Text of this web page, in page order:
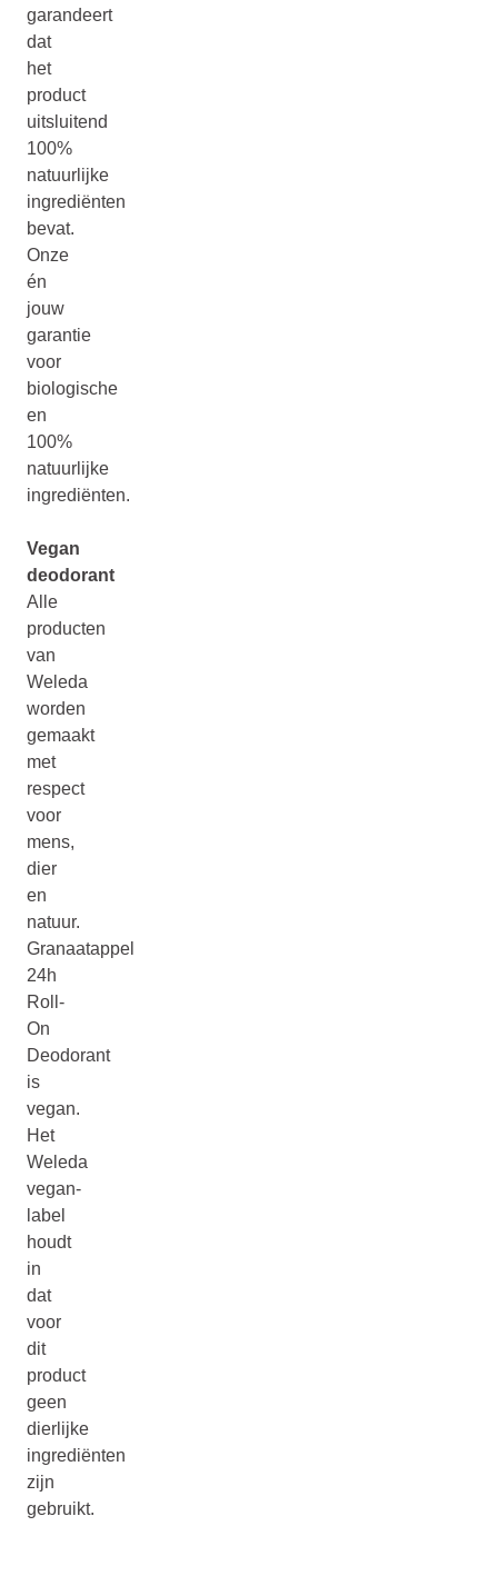
garandeert
dat
het
product
uitsluitend
100%
natuurlijke
ingrediënten
bevat.
Onze
én
jouw
garantie
voor
biologische
en
100%
natuurlijke
ingrediënten.
Vegan
deodorant
Alle
producten
van
Weleda
worden
gemaakt
met
respect
voor
mens,
dier
en
natuur.
Granaatappel
24h
Roll-
On
Deodorant
is
vegan.
Het
Weleda
vegan-
label
houdt
in
dat
voor
dit
product
geen
dierlijke
ingrediënten
zijn
gebruikt.